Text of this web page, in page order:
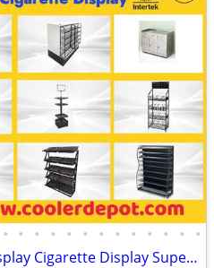
• • • • • • • • • • • • •
Cashier Counter Retail Display Cigarette Display Supermarket Fixtures